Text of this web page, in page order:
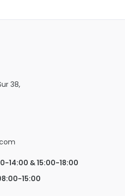
38,
14:00 & 15:00-18:00
15:00